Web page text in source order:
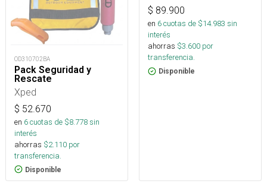
OD310702BA
Pack Seguridad y
Rescate
Xped
$ 52.670
en 6cuotas de $8.778sin
interés
ahorras $2.110 por
transferencia.
Disponible
$ 89.900
en 6cuotas de $14.983 sin
interés
ahorras $3.600 por
transferencia.
Disponible